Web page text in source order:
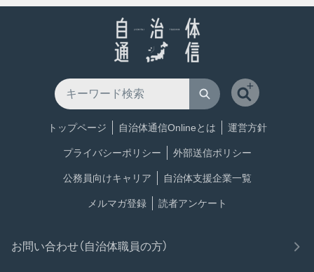
トップページ 自治体通信Onlineとは 運営方針
プライバシーポリシー 外部送信ポリシー
公務員向けキャリア 自治体支援企業一覧
メルマガ登録 読者アンケート
お問い合わせ（自治体職員の方）